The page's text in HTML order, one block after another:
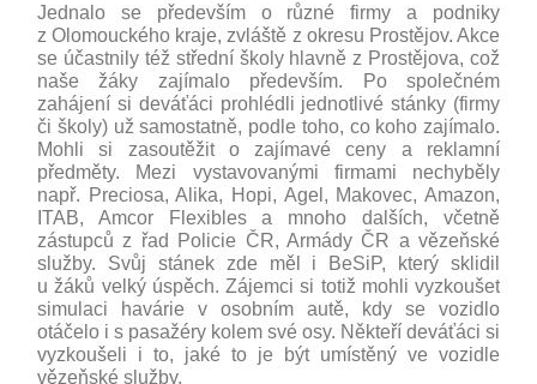
Jednalo se především o různé firmy a podniky
z Olomouckého kraje, zvláště z okresu Prostějov. Akce
se účastnily též střední školy hlavně z Prostějova, což
naše žáky zajímalo především. Po společném
zahájení si deváťáci prohlédli jednotlivé stánky (firmy
či školy) už samostatně, podle toho, co koho zajímalo.
Mohli si zasoutěžit o zajímavé ceny a reklamní
předměty. Mezi vystavovanými firmami nechyběly
např. Preciosa, Alika, Hopi, Agel, Makovec, Amazon,
ITAB, Amcor Flexibles a mnoho dalších, včetně
zástupců z řad Policie ČR, Armády ČR a vězeňské
služby. Svůj stánek zde měl i BeSiP, který sklidil
u žáků velký úspěch. Zájemci si totiž mohli vyzkoušet
simulaci havárie v osobním autě, kdy se vozidlo
otáčelo i s pasažéry kolem své osy. Někteří deváťáci si
vyzkoušeli i to, jaké to je být umístěný ve vozidle
vězeňské služby.